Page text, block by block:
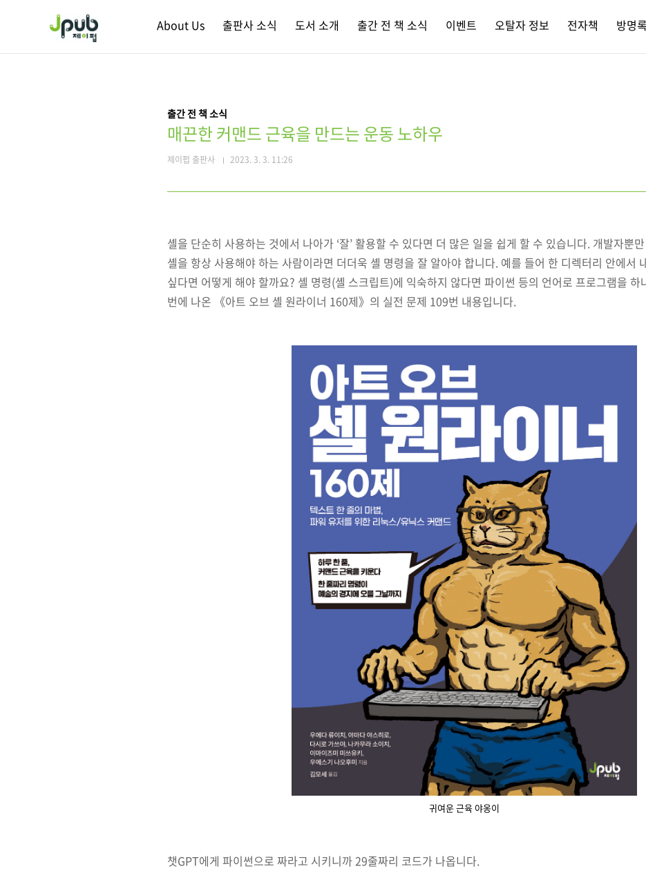
About Us 출판사 소식 도서 소개 출간 전 책 소식 이벤트 오탈자 정보 전자책 방명록
출간 전 책 소식
매끈한 커맨드 근육을 만드는 운동 노하우
제이펍 출판사 2023. 3. 3. 11:26
셸을 단순히 사용하는 것에서 나아가 ‘잘’ 활용할 수 있다면 더 많은 일을 쉽게 할 수 있습니다. 개발자뿐
셸을 항상 사용해야 하는 사람이라면 더더욱 셸 명령을 잘 알아야 합니다. 예를 들어 한 디렉터리 안에서
싶다면 어떻게 해야 할까요? 셸 명령(셸 스크립트)에 익숙하지 않다면 파이썬 등의 언어로 프로그램을 하
번에 나온 《아트 오브 셸 원라이너 160제》의 실전 문제 109번 내용입니다.
귀여운 근육 야옹이
챗GPT에게 파이썬으로 짜라고 시키니까 29줄짜리 코드가 나옵니다.